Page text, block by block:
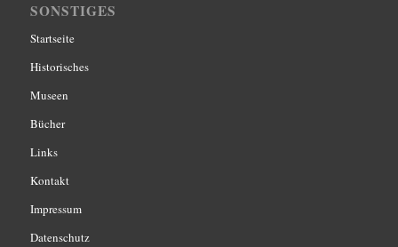
SONSTIGES
Startseite
Historisches
Museen
Bücher
Links
Kontakt
Impressum
Datenschutz